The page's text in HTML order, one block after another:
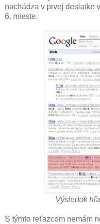
nachádza v prvej desiatke
6. mieste.
Výsledok
S týmto reťazcom nemám